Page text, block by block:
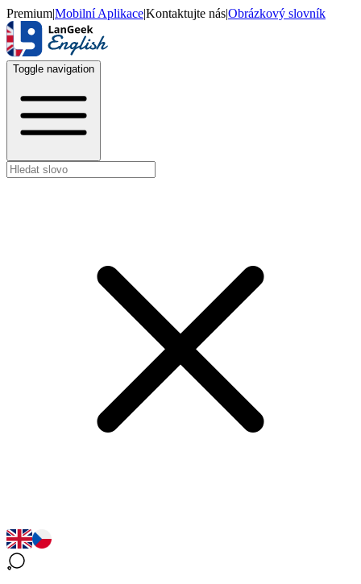
Premium|Mobilní Aplikace|Kontaktujte nás|Obrázkový slovník
Toggle navigation